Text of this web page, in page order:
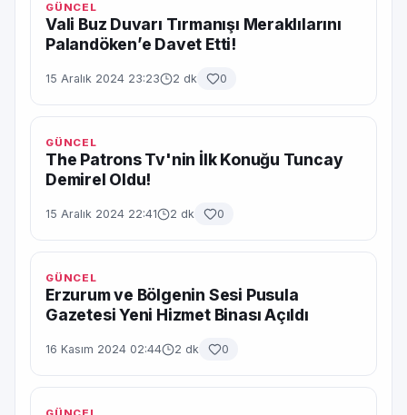
GÜNCEL
Vali Buz Duvarı Tırmanışı Meraklılarını
Palandöken’e Davet Etti!
15 Aralık 2024 23:23 2 dk 0
GÜNCEL
The Patrons Tv'nin İlk Konuğu Tuncay
Demirel Oldu!
15 Aralık 2024 22:41 2 dk 0
GÜNCEL
Erzurum ve Bölgenin Sesi Pusula
Gazetesi Yeni Hizmet Binası Açıldı
16 Kasım 2024 02:44 2 dk 0